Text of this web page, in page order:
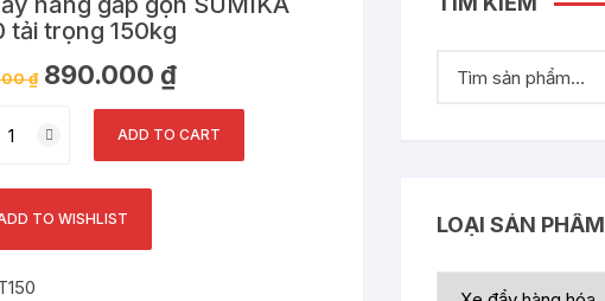
tải trọng 150kg
₫ 890.000 ₫
ADD TO CART
TO WISHLIST LOẠI SẢN PHẨM